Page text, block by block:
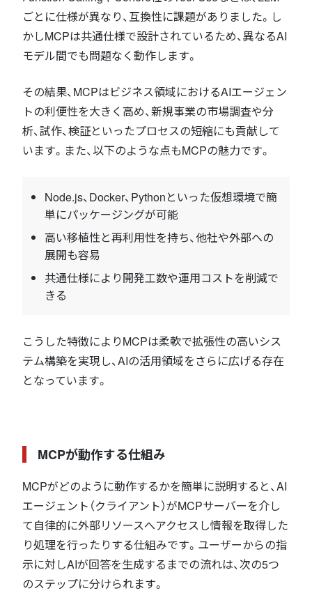
ごとに仕様が異なり、互換性に課題がありました。し
かしMCPは共通仕様で設計されているため、異なるAI
モデル間でも問題なく動作します。
その結果、MCPはビジネス領域におけるAIエージェン
トの利便性を大きく高め、新規事業の市場調査や分
析、試作、検証といったプロセスの短縮にも貢献して
います。また、以下のような点もMCPの魅力です。
Node.js、Docker、Pythonといった仮想環境で簡
単にパッケージングが可能
高い移植性と再利用性を持ち、他社や外部への
展開も容易
共通仕様により開発工数や運用コストを削減で
きる
こうした特徴によりMCPは柔軟で拡張性の高いシス
テム構築を実現し、AIの活用領域をさらに広げる存在
となっています。
MCPが動作する仕組み
MCPがどのように動作するかを簡単に説明すると、AI
エージェント（クライアント）がMCPサーバーを介し
て自律的に外部リソースへアクセスし情報を取得した
り処理を行ったりする仕組みです。ユーザーからの指
示に対しAIが回答を生成するまでの流れは、次の5つ
のステップに分けられます。